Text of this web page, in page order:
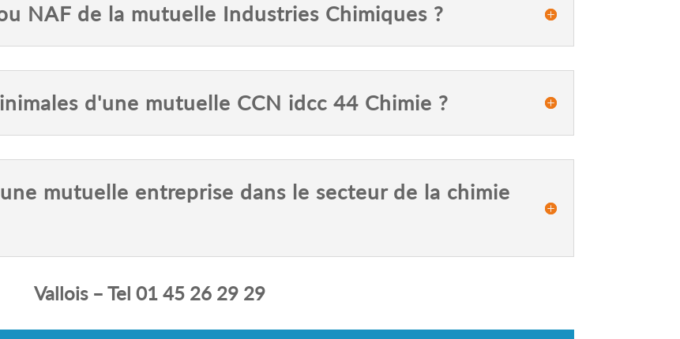
NAF de la mutuelle Industries Chimiques ?
d'une mutuelle CCN idcc 44 Chimie ?
mutuelle entreprise dans le secteur de la chimie
Vallois – Tel 01 45 26 29 29